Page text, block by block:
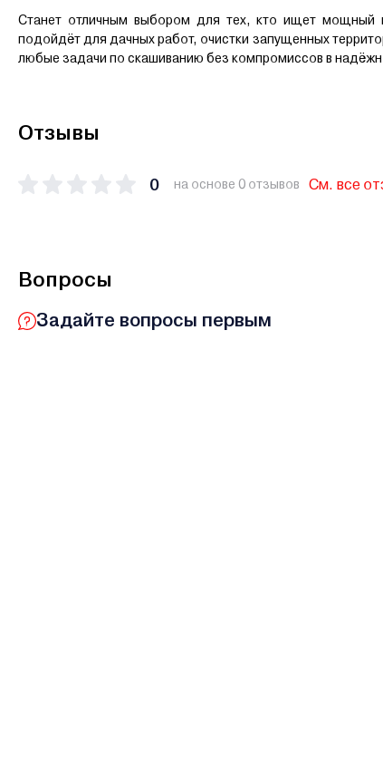
Станет отличным выбором для тех, кто ищет мощный
подойдёт для дачных работ, очистки запущенных
любые задачи по скашиванию без компромиссов в
Отзывы
0 на основе 0 отзывов См. все
Вопросы
Задайте вопросы первым